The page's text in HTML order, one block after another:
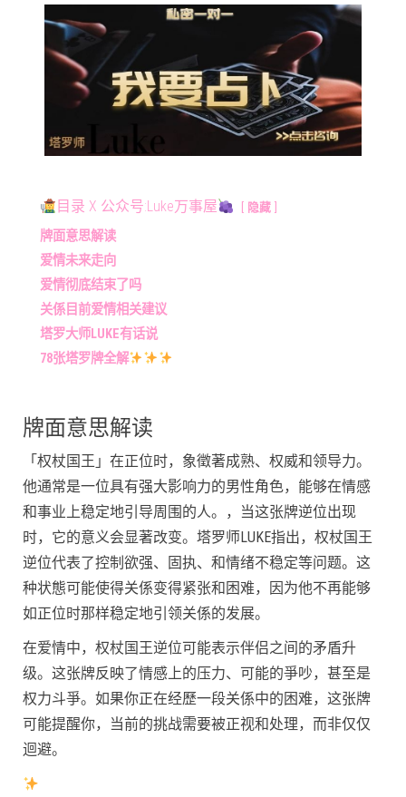
目录 X 公众号:Luke万事屋 隐藏
牌面意思解读
爱情未来走向
爱情彻底结束了吗
关係目前爱情相关建议
塔罗大师LUKE有话说
78张塔罗牌全解
牌面意思解读
「权杖国王」在正位时，象徵著成熟、权威和领导力。
他通常是一位具有强大影响力的男性角色，能够在情感
和事业上稳定地引导周围的人。，当这张牌逆位出现
时，它的意义会显著改变。塔罗师LUKE指出，权杖国王
逆位代表了控制欲强、固执、和情绪不稳定等问题。这
种状態可能使得关係变得紧张和困难，因为他不再能够
如正位时那样稳定地引领关係的发展。
在爱情中，权杖国王逆位可能表示伴侣之间的矛盾升
级。这张牌反映了情感上的压力、可能的爭吵，甚至是
权力斗爭。如果你正在经歷一段关係中的困难，这张牌
可能提醒你，当前的挑战需要被正视和处理，而非仅仅
迴避。